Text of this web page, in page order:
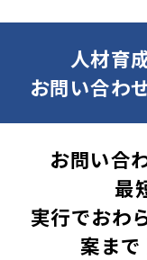
人材育
お問い合わ
お問い合
最
実行でおわ
案ま